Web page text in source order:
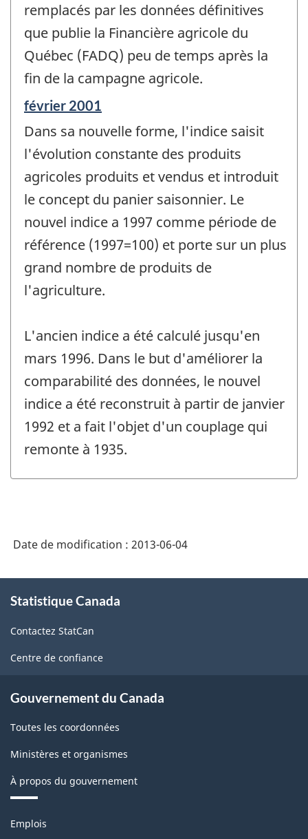
remplacés par les données définitives
que publie la Financière agricole du
Québec (FADQ) peu de temps après la
fin de la campagne agricole.
Période
référence
de
-
février 2001
Dans sa nouvelle forme, l'indice saisit
l'évolution constante des produits
agricoles produits et vendus et introduit
le concept du panier saisonnier. Le
nouvel indice a 1997 comme période de
référence (1997=100) et porte sur un plus
grand nombre de produits de
l'agriculture.
L'ancien indice a été calculé jusqu'en
mars 1996. Dans le but d'améliorer la
comparabilité des données, le nouvel
indice a été reconstruit à partir de janvier
1992 et a fait l'objet d'un couplage qui
remonte à 1935.
Date de modification : 2013-06-04
propos
ce
site
Statistique Canada
Contactez StatCan
Centre de confiance
Gouvernement du Canada
Toutes les coordonnées
Ministères et organismes
À propos du gouvernement
Thèmes
Emplois